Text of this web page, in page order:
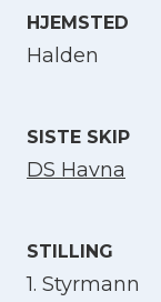
HJEMSTED
Halden
SISTE SKIP
DS Havna
STILLING
1. Styrmann
English